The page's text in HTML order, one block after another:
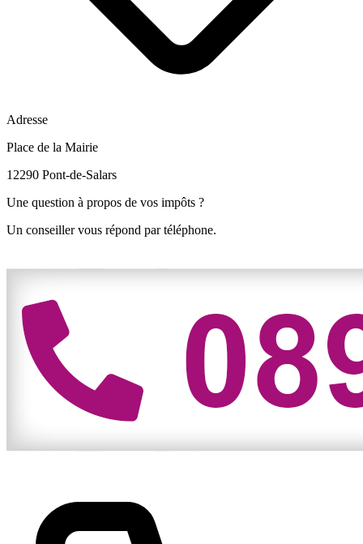
Adresse
Place de la Mairie
12290 Pont-de-Salars
Une question à propos de vos impôts ?
Un conseiller vous répond par téléphone.